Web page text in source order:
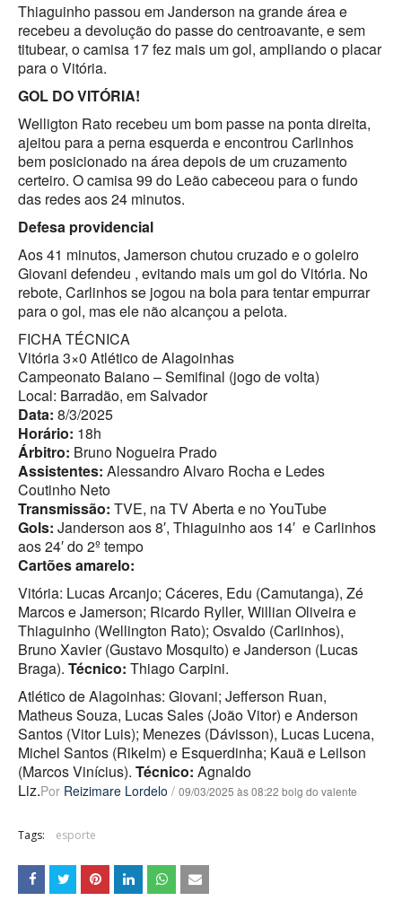
Thiaguinho passou em Janderson na grande área e
recebeu a devolução do passe do centroavante, e sem
titubear, o camisa 17 fez mais um gol, ampliando o placar
para o Vitória.
GOL DO VITÓRIA!
Welligton Rato recebeu um bom passe na ponta direita,
ajeitou para a perna esquerda e encontrou Carlinhos
bem posicionado na área depois de um cruzamento
certeiro. O camisa 99 do Leão cabeceou para o fundo
das redes aos 24 minutos.
Defesa providencial
Aos 41 minutos, Jamerson chutou cruzado e o goleiro
Giovani defendeu , evitando mais um gol do Vitória. No
rebote, Carlinhos se jogou na bola para tentar empurrar
para o gol, mas ele não alcançou a pelota.
FICHA TÉCNICA
Vitória 3×0 Atlético de Alagoinhas
Campeonato Baiano – Semifinal (jogo de volta)
Local: Barradão, em Salvador
Data: 8/3/2025
Horário: 18h
Árbitro: Bruno Nogueira Prado
Assistentes: Alessandro Alvaro Rocha e Ledes
Coutinho Neto
Transmissão: TVE, na TV Aberta e no YouTube
Gols: Janderson aos 8′, Thiaguinho aos 14′ e Carlinhos
aos 24′ do 2º tempo
Cartões amarelo:
Vitória: Lucas Arcanjo; Cáceres, Edu (Camutanga), Zé
Marcos e Jamerson; Ricardo Ryller, Willian Oliveira e
Thiaguinho (Wellington Rato); Osvaldo (Carlinhos),
Bruno Xavier (Gustavo Mosquito) e Janderson (Lucas
Braga). Técnico: Thiago Carpini.
Atlético de Alagoinhas: Giovani; Jefferson Ruan,
Matheus Souza, Lucas Sales (João Vitor) e Anderson
Santos (Vitor Luis); Menezes (Dávisson), Lucas Lucena,
Michel Santos (Rikelm) e Esquerdinha; Kauã e Leilson
(Marcos Vinícius). Técnico: Agnaldo
Liz.Por Reizimare Lordelo / 09/03/2025 às 08:22 bolg do valente
Tags: esporte